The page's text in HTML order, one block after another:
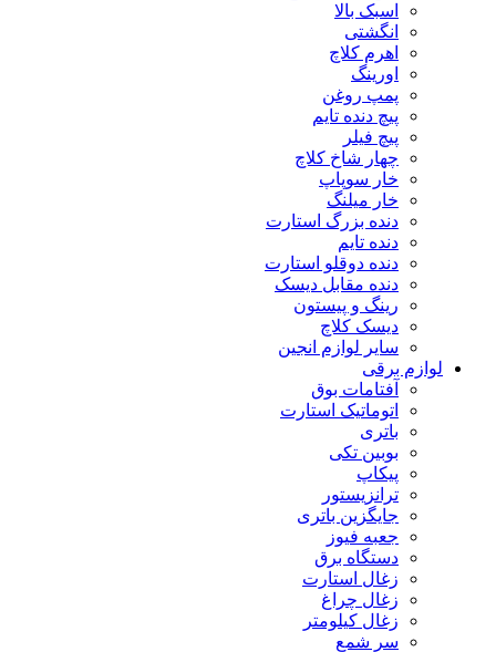
اسبک بالا
انگشتی
اهرم کلاچ
اورینگ
پمپ روغن
پیچ دنده تایم
پیچ فیلر
چهار شاخ کلاچ
خار سوپاپ
خار میلنگ
دنده بزرگ استارت
دنده تایم
دنده دوقلو استارت
دنده مقابل دیسک
رینگ و پیستون
دیسک کلاچ
سایر لوازم انجین
لوازم برقی
آفتامات بوق
اتوماتیک استارت
باتری
بوبین تکی
پیکاپ
ترانزیستور
جایگزین باتری
جعبه فیوز
دستگاه برق
زغال استارت
زغال چراغ
زغال کیلومتر
سر شمع